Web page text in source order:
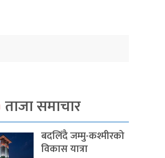
ताजा समाचार
बदलिँदै जम्मु-कश्मीरको
विकास यात्रा